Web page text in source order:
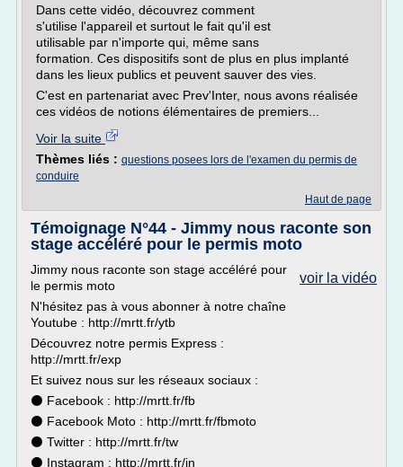
Dans cette vidéo, découvrez comment
s'utilise l'appareil et surtout le fait qu'il est
utilisable par n'importe qui, même sans
formation. Ces dispositifs sont de plus en plus implanté
dans les lieux publics et peuvent sauver des vies.
C'est en partenariat avec Prev'Inter, nous avons réalisée
ces vidéos de notions élémentaires de premiers...
Voir la suite
Thèmes liés : questions posees lors de l'examen du permis de
conduire
Haut de page
Témoignage N°44 - Jimmy nous raconte son
stage accéléré pour le permis moto
voir la vidéo
Jimmy nous raconte son stage accéléré pour
le permis moto
N'hésitez pas à vous abonner à notre chaîne
Youtube : http://mrtt.fr/ytb
Découvrez notre permis Express :
http://mrtt.fr/exp
Et suivez nous sur les réseaux sociaux :
⚫ Facebook : http://mrtt.fr/fb
⚫ Facebook Moto : http://mrtt.fr/fbmoto
⚫ Twitter : http://mrtt.fr/tw
⚫ Instagram : http://mrtt.fr/in